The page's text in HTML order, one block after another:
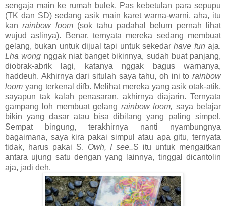
sengaja main ke rumah bulek. Pas kebetulan para sepupu
(TK dan SD) sedang asik main karet warna-warni, aha, itu
kanrainbow loom(sok tahu padahal belum pernah lihat
wujud aslinya). Benar, ternyata mereka sedang membuat
gelang, bukan untuk dijual tapi untuk sekedarhave fun aja.
Lha wong nggak niat banget bikinnya, sudah buat panjang,
diobrak-abrik lagi, katanya nggak bagus warnanya,
haddeuh. Akhirnya dari situlah saya tahu, oh ini to rainbow
loom yang terkenal difb. Melihat mereka yang asik otak-atik,
sayapun tak kalah penasaran, akhirnya diajarin. Ternyata
gampang loh membuat gelang rainbow loom, saya belajar
bikin yang dasar atau bisa dibilang yang paling simpel.
Sempat bingung, terakhirnya nanti nyambungnya
bagaimana, saya kira pakai simpul atau apa gitu, ternyata
tidak, harus pakai S. Owh, I see..S itu untuk mengaitkan
antara ujung satu dengan yang lainnya, tinggal dicantolin
aja, jadi deh.